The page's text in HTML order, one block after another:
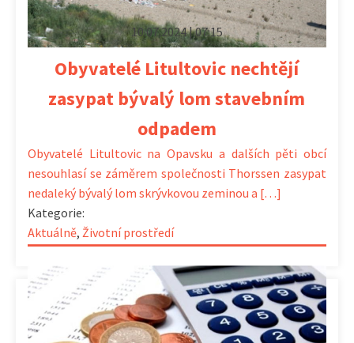
10.07.2024 | 07:15
Obyvatelé Litultovic nechtějí
zasypat bývalý lom stavebním
odpadem
Obyvatelé Litultovic na Opavsku a dalších pěti obcí
nesouhlasí se záměrem společnosti Thorssen zasypat
nedaleký bývalý lom skrývkovou zeminou a […]
Kategorie:
Aktuálně, Životní prostředí